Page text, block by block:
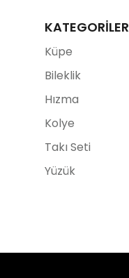
KATEGORİLER
Küpe
Bileklik
Hızma
Kolye
Takı Seti
Yüzük